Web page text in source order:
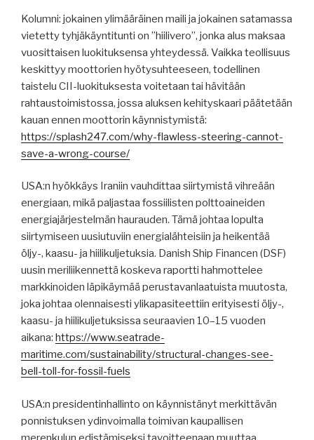
Kolumni: jokainen ylimääräinen maili ja jokainen satamassa
vietetty tyhjäkäyntitunti on ”hiilivero”, jonka alus maksaa
vuosittaisen luokituksensa yhteydessä. Vaikka teollisuus
keskittyy moottorien hyötysuhteeseen, todellinen
taistelu CII-luokituksesta voitetaan tai hävitään
rahtaustoimistossa, jossa aluksen kehityskaari päätetään
kauan ennen moottorin käynnistymistä:
https://splash247.com/why-flawless-steering-cannot-
save-a-wrong-course/
USA:n hyökkäys Iraniin vauhdittaa siirtymistä vihreään
energiaan, mikä paljastaa fossiilisten polttoaineiden
energiajärjestelmän haurauden. Tämä johtaa lopulta
siirtymiseen uusiutuviin energialähteisiin ja heikentää
öljy-, kaasu- ja hiilikuljetuksia. Danish Ship Financen (DSF)
uusin meriliikennettä koskeva raportti hahmottelee
markkinoiden läpikäymää perustavanlaatuista muutosta,
joka johtaa olennaisesti ylikapasiteettiin erityisesti öljy-,
kaasu- ja hiilikuljetuksissa seuraavien 10–15 vuoden
aikana: https://www.seatrade-
maritime.com/sustainability/structural-changes-see-
bell-toll-for-fossil-fuels
USA:n presidentinhallinto on käynnistänyt merkittävän
ponnistuksen ydinvoimalla toimivan kaupallisen